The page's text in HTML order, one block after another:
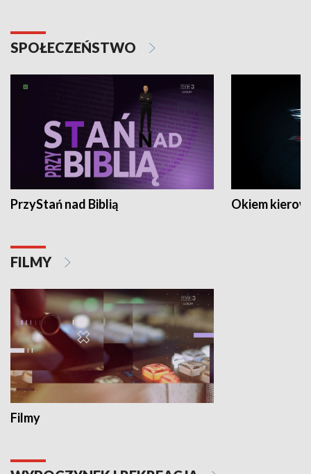
SPOŁECZEŃSTWO
PrzyStań nad Biblią Okiem
FILMY
Filmy